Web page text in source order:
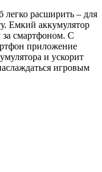
расширить – для
Емкий аккумулятор
за смартфоном. С
приложение
и ускорит
игровым